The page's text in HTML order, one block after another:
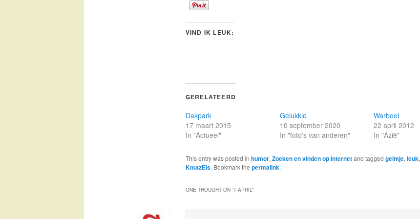
VIND IK LEUK:
GERELATEERD
Dakpark
17 maart 2015
In "Actueel"
Gelukkie
10 september 2020
In "foto's van anderen"
Warboel
22 april 2012
In "Azië"
This entry was posted in humor, Zoeken en vinden op internetand tagged geintje, leuk,
KnutzEls. Bookmark the permalink.
ONE THOUGHT ON “1 APRIL”